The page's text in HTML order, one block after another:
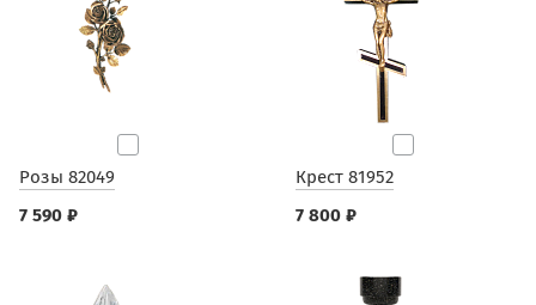
Розы 82049
7 590 ₽
Крест 81952
7 800 ₽